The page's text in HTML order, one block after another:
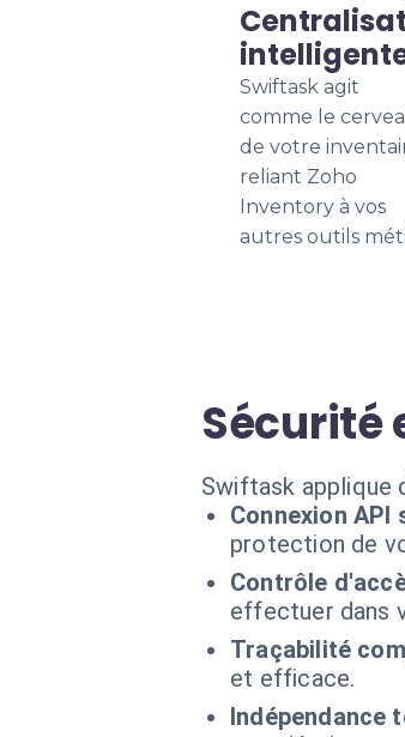
Swiftask agit
comme le
de votre
reliant Zoho
Inventory à vos
autres outils
Sécurité
Swiftask applique
Connexion API
protection de
Contrôle
effectuer dans
Traçabilité
et efficace.
Indépendance